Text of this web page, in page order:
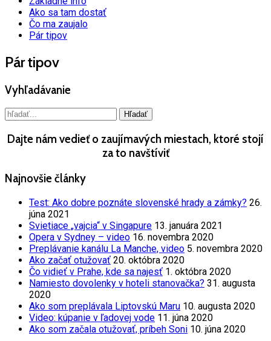
Ako sa tam dostať
Čo ma zaujalo
Pár tipov
Pár tipov
Vyhľadávanie
Dajte nám vedieť o zaujímavých miestach, ktoré stojí
za to navštíviť
Najnovšie články
Test: Ako dobre poznáte slovenské hrady a zámky? 26.
júna 2021
Svietiace „vajcia“ v Singapure 13. januára 2021
Opera v Sydney – video 16. novembra 2020
Preplávanie kanálu La Manche, video 5. novembra 2020
Ako začať otužovať 20. októbra 2020
Čo vidieť v Prahe, kde sa najesť 1. októbra 2020
Namiesto dovolenky v hoteli stanovačka? 31. augusta
2020
Ako som preplávala Liptovskú Maru 10. augusta 2020
Video: kúpanie v ľadovej vode 11. júna 2020
Ako som začala otužovať, príbeh Soni 10. júna 2020